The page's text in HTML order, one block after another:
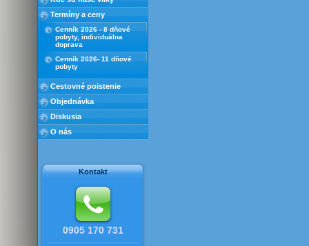
bazénom
Rez. Duna s bazénom
Rez. Kryštál s bazénmi
Rez. Marco s bazénom
Rez. Michelangelo
Rez. Millefiori
Rez. Millefiori - trilokál
Rez. Torre s bazénom
Rezidencia Lucinda
Rezidencia Luna
Rezidencia Primula
Rezidencia Saulina
Rezidencia pri mori
Termíny a ceny
Cenník 2026 - 8 dňové
pobyty, individuálna
doprava
Cenník 2026- 11 dňové
pobyty
Cestovné poistenie
Objednávka
Diskusia
O nás
Kontakt
0905 170 731